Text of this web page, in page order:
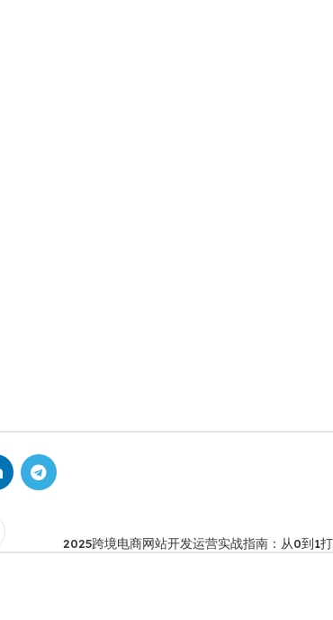
2025跨境电商网站开发运营实战指南：从0到1